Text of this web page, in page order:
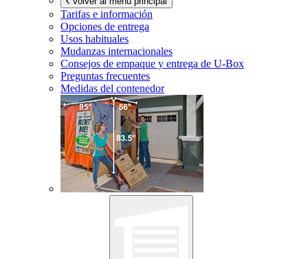
Tarifas e información
Opciones de entrega
Usos habituales
Mudanzas internacionales
Consejos de empaque y entrega de U-Box
Preguntas frecuentes
Medidas del contenedor